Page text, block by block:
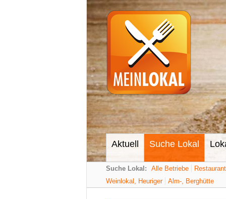
Aktuell Suche Lokal
Suche Lokal: Alle Betriebe
Weinlokal, Heuriger
Alm-, Berghütte